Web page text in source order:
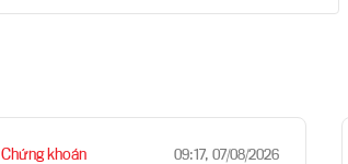
Chứng khoán 09:17, 07/08/2026